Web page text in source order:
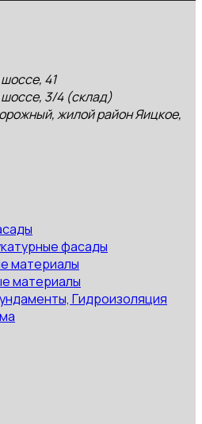
41
шоссе, 3/4 (склад)
жилой район Яицкое,
фасады
материалы
материалы
Гидроизоляция